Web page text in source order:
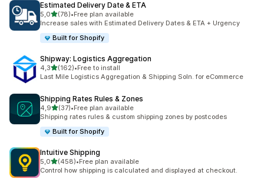
Estimated Delivery Date & ETA
5,0stelle su 5
(78)
78 recensioni totali
•Free plan available
Increase sales with Estimated Delivery Dates & ETA + Urgency
Built for Shopify
Shipway: Logistics Aggregation
4,3stelle su 5
(162)
162 recensioni totali
•Free to install
Last Mile Logistics Aggregation & Shipping Soln. for eCommerce
Shipping Rates Rules & Zones
4,9stelle su 5
(37)
37 recensioni totali
•Free plan available
Shipping rates rules & custom shipping zones by postcodes
Built for Shopify
Intuitive Shipping
5,0stelle su 5
(458)
458 recensioni totali
•Free plan available
Control how shipping is calculated and displayed at checkout.